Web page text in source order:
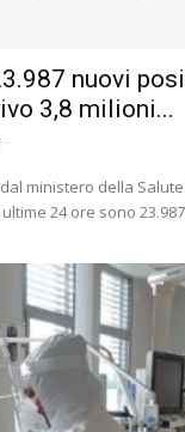
nuovi
3,8 milioni...
-
ministero della
24 ore sono